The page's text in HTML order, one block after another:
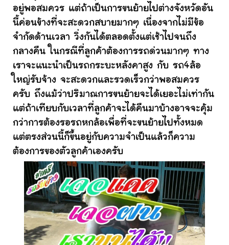
อยู่พอสมควร แต่ถ้าเป็นการขนย้ายไปต่างจังหวัดอัน
นี้ค่อนข้างที่จะสะดวกสบายมากๆ เนื่องจากไม่มีข้อ
จำกัดด้านเวลา วิ่งกันได้ตลอดตั้งแต่เช้าไปจนถึง
กลางคืน ในกรณีที่ลูกค้าต้องการรถด่วนมากๆ ทาง
เราจะแนะนำเป็นรถกระบะหลังคาสูง กับ รถ4ล้อ
ใหญ่รับจ้าง จะสะดวกและรวดเร็วกว่าพอสมควร
ครับ ถึงแม้ว่าปริมาณการขนย้ายจะได้เยอะไม่เท่ากัน
แต่ถ้าเทียบกับเวลาที่ลูกค้าจะได้คืนมาบ้างอาจจะคุ้ม
กว่าการต้องรอรถหกล้อเพื่อที่จะขนย้ายไปทั้งหมด
แต่ตรงส่วนนี้ก็ขึ้นอยู่กับความจำเป็นแล้วก็ความ
ต้องการของตัวลูกค้าเองครับ